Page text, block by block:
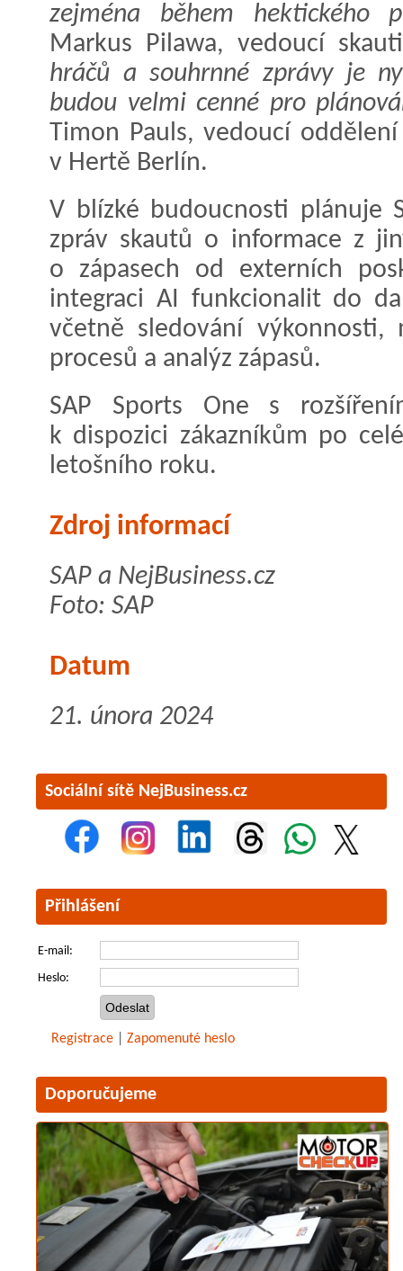
zejména během hektického
Markus Pilawa, vedoucí
hráčů a souhrnné zprávy je
budou velmi cenné pro
Timon Pauls, vedoucí
v Hertě Berlín.
V blízké budoucnosti plánuje
zpráv skautů o informace z
o zápasech od externích
integraci AI funkcionalit do
včetně sledování výkonnosti,
procesů a analýz zápasů.
SAP Sports One s
k dispozici zákazníkům po
letošního roku.
Zdroj informací
SAP a NejBusiness.cz
Foto: SAP
Datum
21. února 2024
Sociální sítě NejBusiness.cz
Přihlášení
E-mail:
Heslo:
Registrace Zapomenuté heslo
Doporučujeme